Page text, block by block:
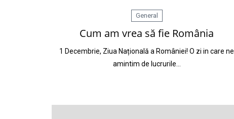
General
Cum am vrea să fie România
1 Decembrie, Ziua Națională a României! O zi in care ne
amintim de lucrurile…